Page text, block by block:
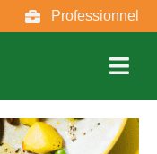
Professionnel